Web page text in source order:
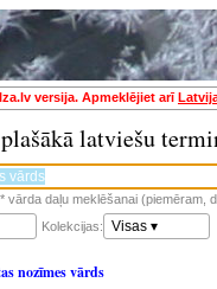
versija. Apmeklējiet arī
latviešu
vārda daļu meklēšanai (piemēram,
Kolekcijas: Visas ▾
nozīmes vārds